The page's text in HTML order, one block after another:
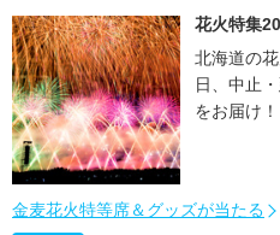
花火特集
北海道の
日、中止
をお届け！
金麦花火特等席＆グッズが当たる